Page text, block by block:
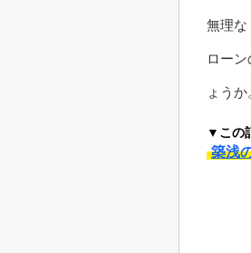
無理な
ロー
ょうか
▼この
築浅